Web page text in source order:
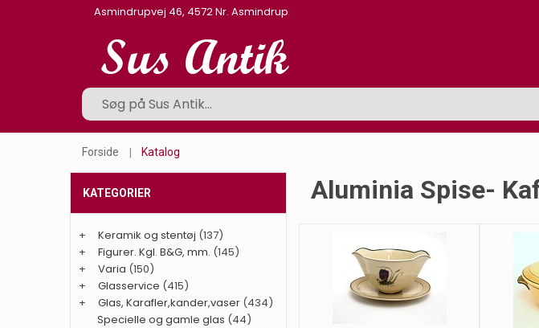
Asmindrupvej 46, 4572 Nr. Asmindrup
Forside Katalog
Aluminia Spise-
KATEGORIER
+ Keramik og stentøj (137)
+
Figurer. Kgl. B&G, mm. (145)
+
Varia (150)
+
Glasservice (415)
+
Glas, Karafler,kander,vaser (434)
Specielle og gamle glas (44)